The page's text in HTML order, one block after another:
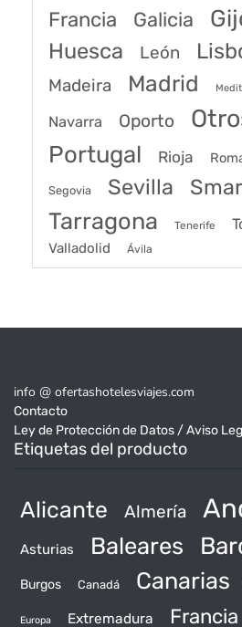
Francia Galicia
Huesca León
Madeira Madrid
Navarra Oporto
Portugal Rioja
Segovia Sevilla
Tarragona Tenerife
Valladolid Ávila
info @ ofertashotelesviajes.com
Contacto
Ley de Protección de Datos / Aviso
Etiquetas del producto
Alicante Almería
Asturias Baleares
Burgos Canadá Canarias
Europa Extremadura Francia